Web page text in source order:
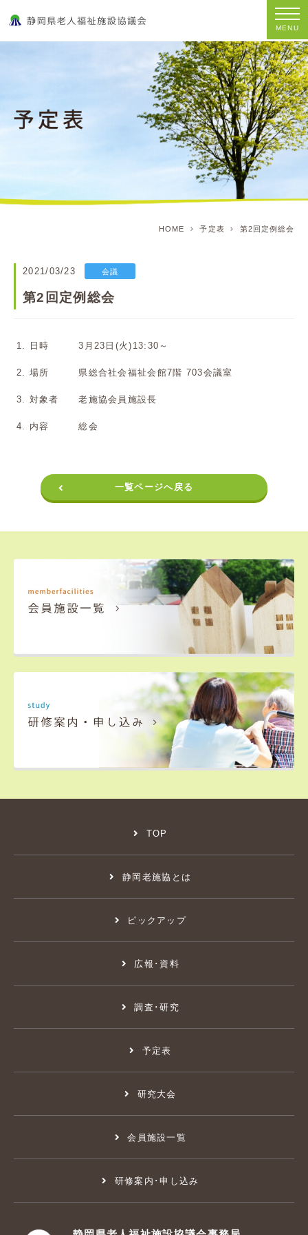
MENU
HOME 予定表 第2回定例総会
2021/03/23 会議
第2回定例総会
1. 日時 3月23日(火)13:30～
2. 場所 県総合社会福祉会館7階 703会議室
3. 対象者 老施協会員施設長
4. 内容 総会
一覧ページへ戻る
TOP
静岡老施協とは
ピックアップ
広報･資料
調査･研究
予定表
研究大会
会員施設一覧
研修案内･申し込み